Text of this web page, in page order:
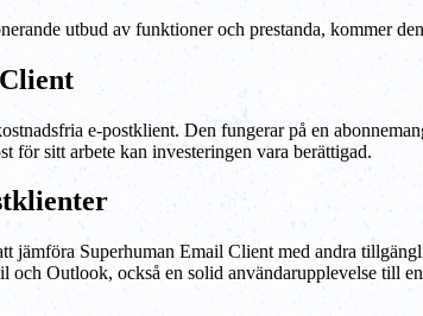
utbud av funktioner och prestanda, kommer
e-postklient. Den fungerar på en
för sitt arbete kan investeringen vara berättigad.
jämföra Superhuman Email Client med andra
och Outlook, också en solid användarupplevelse till